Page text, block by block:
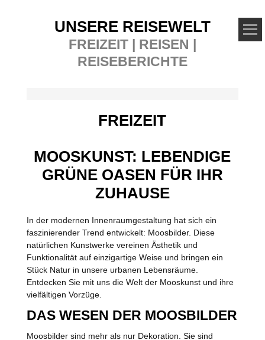
UNSERE REISEWELT
FREIZEIT | REISEN |
REISEBERICHTE
FREIZEIT
MOOSKUNST: LEBENDIGE
GRÜNE OASEN FÜR IHR
ZUHAUSE
In der modernen Innenraumgestaltung hat sich ein
faszinierender Trend entwickelt: Moosbilder. Diese
natürlichen Kunstwerke vereinen Ästhetik und
Funktionalität auf einzigartige Weise und bringen ein
Stück Natur in unsere urbanen Lebensräume.
Entdecken Sie mit uns die Welt der Mooskunst und ihre
vielfältigen Vorzüge.
DAS WESEN DER MOOSBILDER
Moosbilder sind mehr als nur Dekoration. Sie sind